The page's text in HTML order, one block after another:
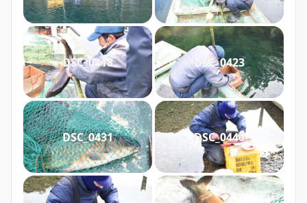
DSC_0418 DSC_0423
DSC_0431 DSC_0440